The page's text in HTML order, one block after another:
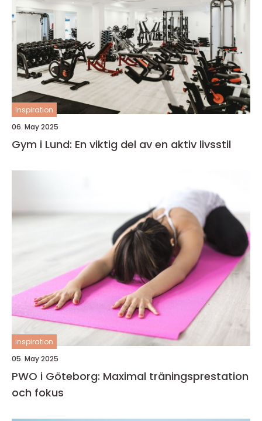
inspiration
06. May 2025
Gym i Lund: En viktig del av en aktiv livsstil
inspiration
05. May 2025
PWO i Göteborg: Maximal träningsprestation
och fokus